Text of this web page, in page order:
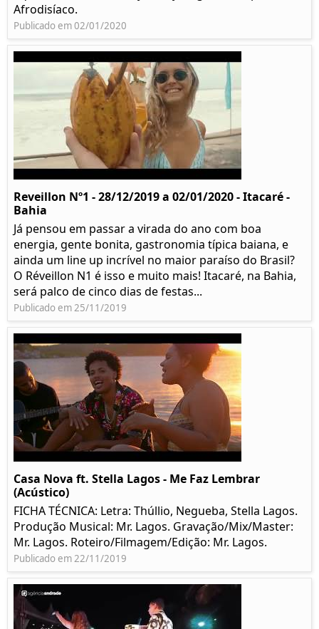
Afrodisíaco.
Publicado em 02/01/2020
Reveillon Nº1 - 28/12/2019 a 02/01/2020 - Itacaré -
Bahia
Já pensou em passar a virada do ano com boa
energia, gente bonita, gastronomia típica baiana, e
ainda um line up incrível no maior paraíso do Brasil?
O Réveillon N1 é isso e muito mais! Itacaré, na Bahia,
será palco de cinco dias de festas...
Publicado em 25/11/2019
Casa Nova ft. Stella Lagos - Me Faz Lembrar
(Acústico)
FICHA TÉCNICA: Letra: Thúllio, Negueba, Stella Lagos.
Produção Musical: Mr. Lagos. Gravação/Mix/Master:
Mr. Lagos. Roteiro/Filmagem/Edição: Mr. Lagos.
Publicado em 22/11/2019